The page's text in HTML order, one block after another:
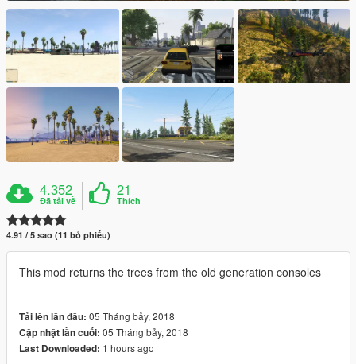
4.352
Đã tải về
21
Thích
4.91 / 5 sao (11 bỏ phiếu)
This mod returns the trees from the old generation consoles
Tải lên lần đầu: 05 Tháng bảy, 2018
Cập nhật lần cuối: 05 Tháng bảy, 2018
Last Downloaded: 1 hours ago